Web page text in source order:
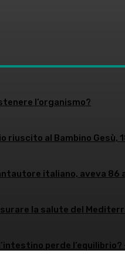
l’organismo?
riuscito al Bambino Gesù,
italiano, aveva 86
la salute del
perde l’equilibrio?